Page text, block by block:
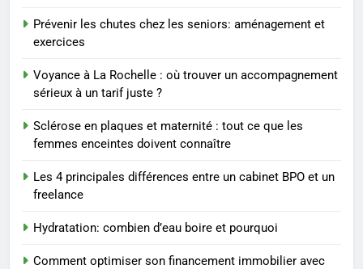
reviennent chaque année
2
entreprise solide
ENTREPRISE
3
substituts de repas : guide et
conseils pratiques
BIEN ÊTRE
Prévenir les chutes chez les seniors: aménagement et
exercices
Voyance à La Rochelle : où trouver un accompagnement
sérieux à un tarif juste ?
Sclérose en plaques et maternité : tout ce que les
femmes enceintes doivent connaître
Les 4 principales différences entre un cabinet BPO et un
freelance
Hydratation: combien d’eau boire et pourquoi
Comment optimiser son financement immobilier avec